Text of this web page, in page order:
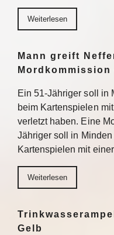
Weiterlesen
Mann greift
Ein 51-Jähriger soll in
beim Kartenspielen
verletzt haben. Eine
Jähriger soll in
Kartenspielen mit
Weiterlesen
Gelb